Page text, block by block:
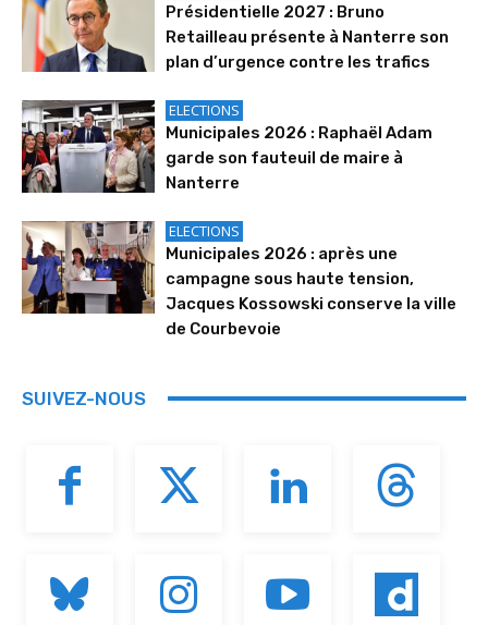
Présidentielle 2027 : Bruno
Retailleau présente à Nanterre son
plan d’urgence contre les trafics
ELECTIONS
Municipales 2026 : Raphaël Adam
garde son fauteuil de maire à
Nanterre
ELECTIONS
Municipales 2026 : après une
campagne sous haute tension,
Jacques Kossowski conserve la ville
de Courbevoie
SUIVEZ-NOUS